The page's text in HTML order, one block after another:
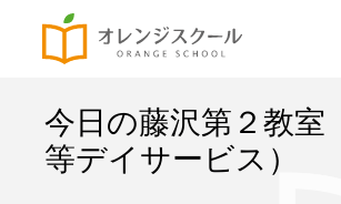
今日の藤沢第２教室
等デイサービス）